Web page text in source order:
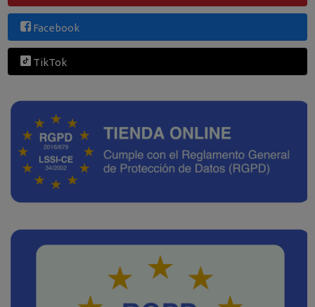
Facebook
TikTok